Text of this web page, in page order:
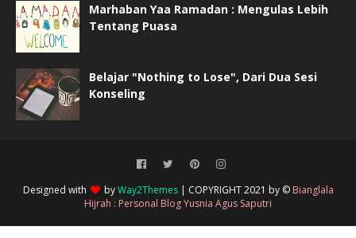
Marhaban Yaa Ramadan : Mengulas Lebih
Tentang Puasa
Belajar "Nothing to Lose", Dari Dua Sesi
Konseling
Designed with byWay2Themes| COPYRIGHT 2021 by © Bianglala
Hijrah : Personal Blog Yusnia Agus Saputri